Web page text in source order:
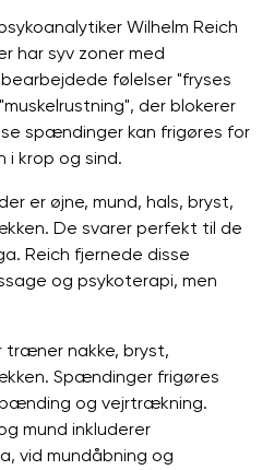
Wilhelm Reich
har syv zoner med
følelser "fryses
der blokerer
spændinger kan frigøres for
krop og sind.
er øjne, mund, hals, bryst,
De svarer perfekt til de
Reich fjernede disse
og psykoterapi, men
træner nakke, bryst,
Spændinger frigøres
og vejrtrækning.
mund inkluderer
vid mundåbning og